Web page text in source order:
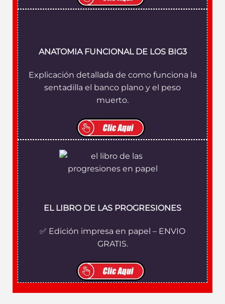
ANATOMIA FUNCIONAL DE LOS BIG3
Explicación detallada de como funciona la
sentadilla el banco plano y el peso
muerto.
EL LIBRO DE LAS PROGRESIONES
✅ Edición impresa en papel – ENVIO
GRATIS.